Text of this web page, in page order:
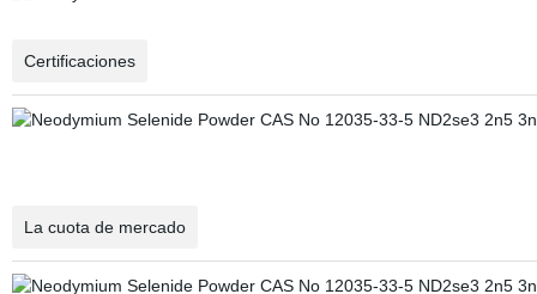
Certificaciones
La cuota de mercado